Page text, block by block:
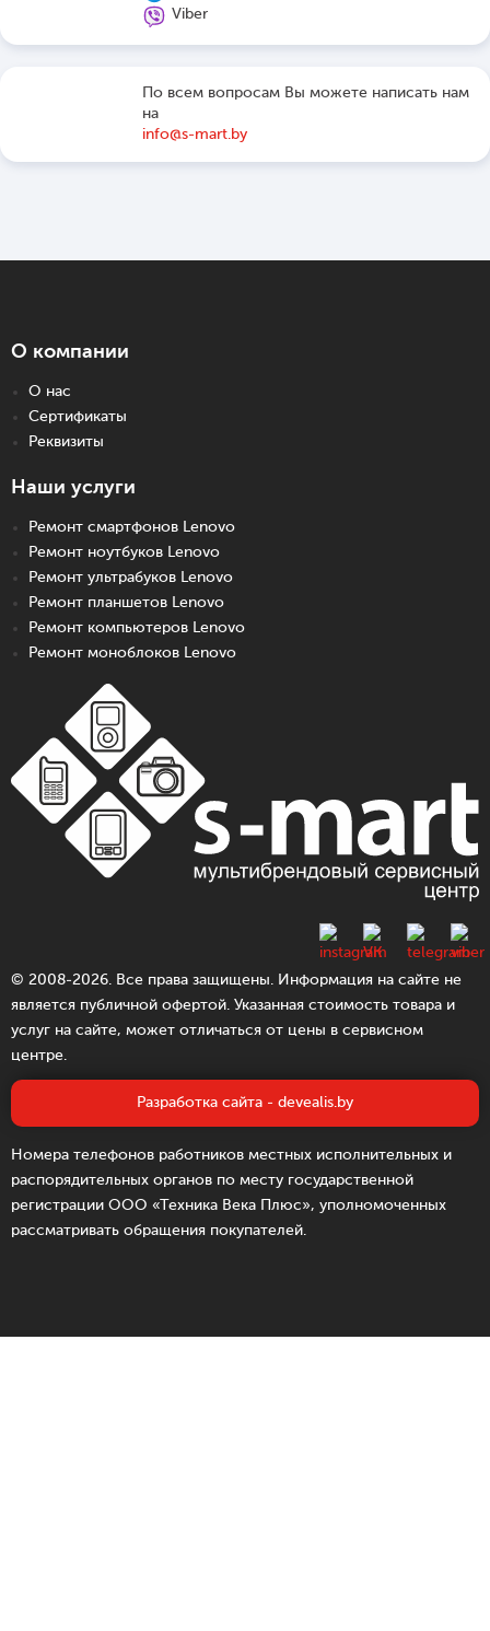
Viber
По всем вопросам Вы можете написать нам
на
info@s-mart.by
О компании
О нас
Сертификаты
Реквизиты
Наши услуги
Ремонт смартфонов Lenovo
Ремонт ноутбуков Lenovo
Ремонт ультрабуков Lenovo
Ремонт планшетов Lenovo
Ремонт компьютеров Lenovo
Ремонт моноблоков Lenovo
© 2008-2026. Все права защищены. Информация на сайте не
является публичной офертой. Указанная стоимость товара и
услуг на сайте, может отличаться от цены в сервисном
центре.
Разработка сайта - devealis.by
Номера телефонов работников местных исполнительных и
распорядительных органов по месту государственной
регистрации ООО «Техника Века Плюс», уполномоченных
рассматривать обращения покупателей.